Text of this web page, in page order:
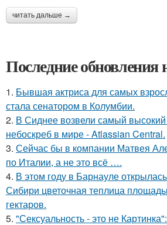
читать дальше →
Последние обновления
1. Бывшая актриса для самых
стала сенатором в Колумбии.
2. В Сиднее возвели самый
небоскреб в мире - Atlassian Central.
3. Сейчас бы в компании Матвея
по Италии, а не это всё ….
4. В этом году в Барнауле
Сибири цветочная теплица
гектаров.
5. "Сексуальность - это не